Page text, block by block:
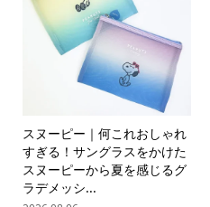
スヌーピー｜何これおしゃれ
すぎる！サングラスをかけた
スヌーピーから夏を感じるグ
ラデメッシ...